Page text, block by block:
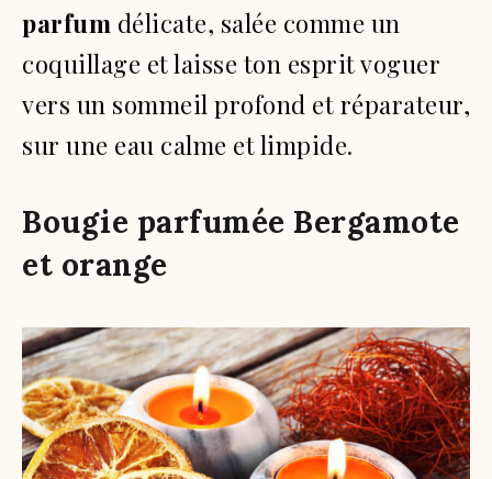
parfum délicate, salée comme un
coquillage et laisse ton esprit voguer
vers un sommeil profond et réparateur,
sur une eau calme et limpide.
Bougie parfumée Bergamote
et orange